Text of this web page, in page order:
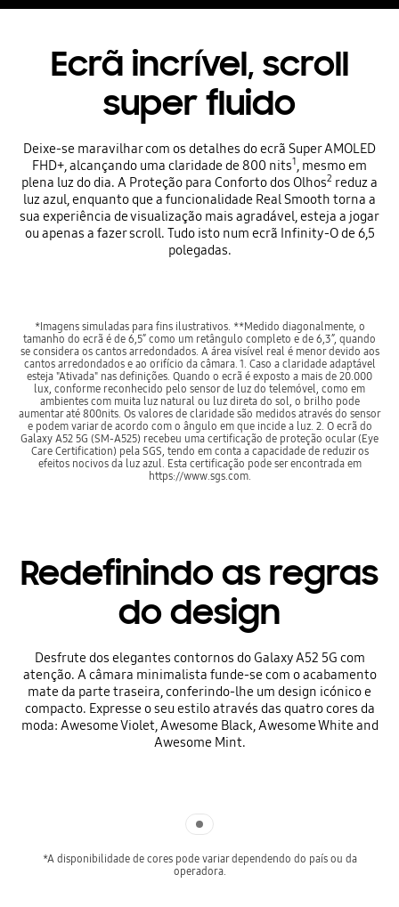
Ecrã incrível, scroll
super fluido
Deixe-se maravilhar com os detalhes do ecrã Super AMOLED
FHD+, alcançando uma claridade de 800 nits1
, mesmo em
plena luz do dia. A Proteção para Conforto dos Olhos2 reduz a
luz azul, enquanto que a funcionalidade Real Smooth torna a
sua experiência de visualização mais agradável, esteja a jogar
ou apenas a fazer scroll. Tudo isto num ecrã Infinity-O de 6,5
polegadas.
*Imagens simuladas para fins ilustrativos. **Medido diagonalmente, o
tamanho do ecrã é de 6,5” como um retângulo completo e de 6,3”, quando
se considera os cantos arredondados. A área visível real é menor devido aos
cantos arredondados e ao orifício da câmara. 1. Caso a claridade adaptável
esteja "Ativada" nas definições. Quando o ecrã é exposto a mais de 20.000
lux, conforme reconhecido pelo sensor de luz do telemóvel, como em
ambientes com muita luz natural ou luz direta do sol, o brilho pode
aumentar até 800nits. Os valores de claridade são medidos através do sensor
e podem variar de acordo com o ângulo em que incide a luz. 2. O ecrã do
Galaxy A52 5G (SM-A525) recebeu uma certificação de proteção ocular (Eye
Care Certification) pela SGS, tendo em conta a capacidade de reduzir os
efeitos nocivos da luz azul. Esta certificação pode ser encontrada em
https://www.sgs.com.
Redefinindo as regras
do design
Desfrute dos elegantes contornos do Galaxy A52 5G com
atenção. A câmara minimalista funde-se com o acabamento
mate da parte traseira, conferindo-lhe um design icónico e
compacto. Expresse o seu estilo através das quatro cores da
moda: Awesome Violet, Awesome Black, Awesome White and
Awesome Mint.
*A disponibilidade de cores pode variar dependendo do país ou da
operadora.